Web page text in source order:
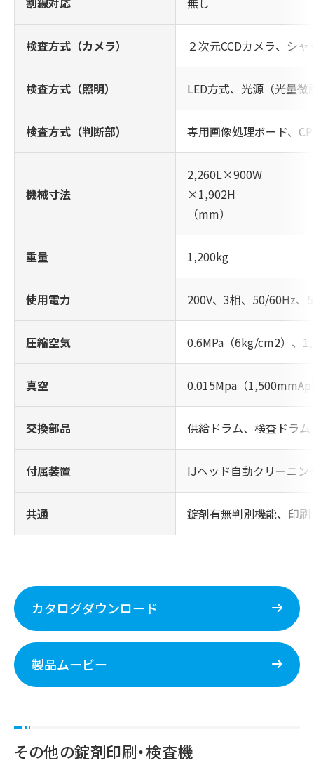
検査方式（カメラ） ２次元CCDカメラ、シ
検査方式（照明） LED方式、光源（光量微
検査方式（判断部） 専用画像処理ボード、
機械寸法
2,260L×900W
×1,902H
（mm）
重量 1,200kg
使用電力 200V、3相、50/60Hz、
圧縮空気 0.6MPa（6kg/cm2）、
真空 0.015Mpa（
交換部品 供給ドラム、検査ドラ
付属装置 IJヘッド自動クリーニ
共通 錠剤有無判別機能、印
カタログダウンロード
製品ムービー
その他の錠剤印刷・検査機